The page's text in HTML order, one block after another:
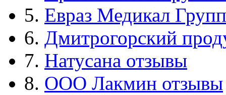
5. Евраз Медикал Групп
6. Дмитрогорский
7. Натусана отзывы
8. ООО Лакмин отзывы